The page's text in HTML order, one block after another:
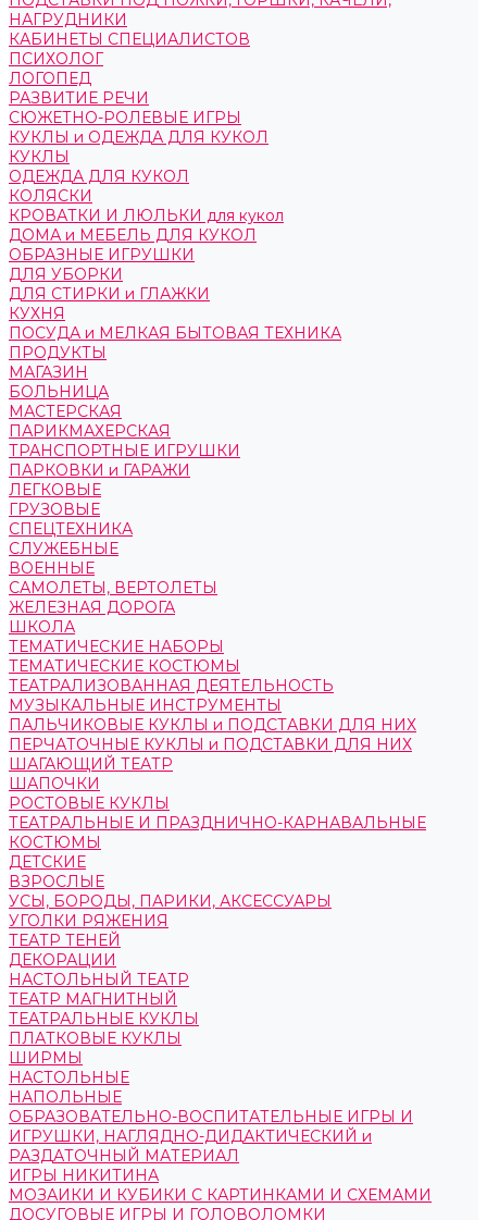
НАГРУДНИКИ
КАБИНЕТЫ СПЕЦИАЛИСТОВ
ПСИХОЛОГ
ЛОГОПЕД
РАЗВИТИЕ РЕЧИ
СЮЖЕТНО-РОЛЕВЫЕ ИГРЫ
КУКЛЫ и ОДЕЖДА ДЛЯ КУКОЛ
КУКЛЫ
ОДЕЖДА ДЛЯ КУКОЛ
КОЛЯСКИ
КРОВАТКИ И ЛЮЛЬКИ для кукол
ДОМА и МЕБЕЛЬ ДЛЯ КУКОЛ
ОБРАЗНЫЕ ИГРУШКИ
ДЛЯ УБОРКИ
ДЛЯ СТИРКИ и ГЛАЖКИ
КУХНЯ
ПОСУДА и МЕЛКАЯ БЫТОВАЯ ТЕХНИКА
ПРОДУКТЫ
МАГАЗИН
БОЛЬНИЦА
МАСТЕРСКАЯ
ПАРИКМАХЕРСКАЯ
ТРАНСПОРТНЫЕ ИГРУШКИ
ПАРКОВКИ и ГАРАЖИ
ЛЕГКОВЫЕ
ГРУЗОВЫЕ
СПЕЦТЕХНИКА
СЛУЖЕБНЫЕ
ВОЕННЫЕ
САМОЛЕТЫ, ВЕРТОЛЕТЫ
ЖЕЛЕЗНАЯ ДОРОГА
ШКОЛА
ТЕМАТИЧЕСКИЕ НАБОРЫ
ТЕМАТИЧЕСКИЕ КОСТЮМЫ
ТЕАТРАЛИЗОВАННАЯ ДЕЯТЕЛЬНОСТЬ
МУЗЫКАЛЬНЫЕ ИНСТРУМЕНТЫ
ПАЛЬЧИКОВЫЕ КУКЛЫ и ПОДСТАВКИ ДЛЯ НИХ
ПЕРЧАТОЧНЫЕ КУКЛЫ и ПОДСТАВКИ ДЛЯ НИХ
ШАГАЮЩИЙ ТЕАТР
ШАПОЧКИ
РОСТОВЫЕ КУКЛЫ
ТЕАТРАЛЬНЫЕ И ПРАЗДНИЧНО-КАРНАВАЛЬНЫЕ
КОСТЮМЫ
ДЕТСКИЕ
ВЗРОСЛЫЕ
УСЫ, БОРОДЫ, ПАРИКИ, АКСЕССУАРЫ
УГОЛКИ РЯЖЕНИЯ
ТЕАТР ТЕНЕЙ
ДЕКОРАЦИИ
НАСТОЛЬНЫЙ ТЕАТР
ТЕАТР МАГНИТНЫЙ
ТЕАТРАЛЬНЫЕ КУКЛЫ
ПЛАТКОВЫЕ КУКЛЫ
ШИРМЫ
НАСТОЛЬНЫЕ
НАПОЛЬНЫЕ
ОБРАЗОВАТЕЛЬНО-ВОСПИТАТЕЛЬНЫЕ ИГРЫ И
ИГРУШКИ, НАГЛЯДНО-ДИДАКТИЧЕСКИЙ и
РАЗДАТОЧНЫЙ МАТЕРИАЛ
ИГРЫ НИКИТИНА
МОЗАИКИ И КУБИКИ С КАРТИНКАМИ И СХЕМАМИ
ДОСУГОВЫЕ ИГРЫ И ГОЛОВОЛОМКИ